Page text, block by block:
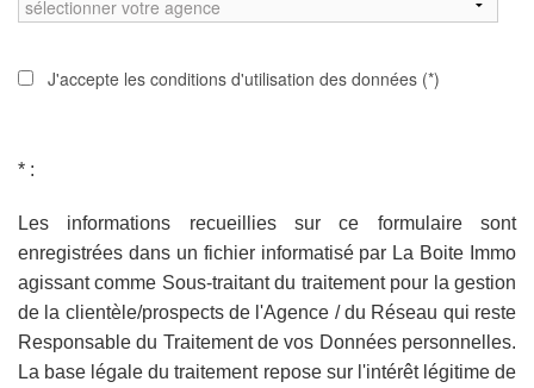
J'accepte les conditions d'utilisation des données (*)
* :
Les informations recueillies sur ce formulaire sont
enregistrées dans un fichier informatisé par La Boite Immo
agissant comme Sous-traitant du traitement pour la gestion
de la clientèle/prospects de l'Agence / du Réseau qui reste
Responsable du Traitement de vos Données personnelles.
La base légale du traitement repose sur l'intérêt légitime de